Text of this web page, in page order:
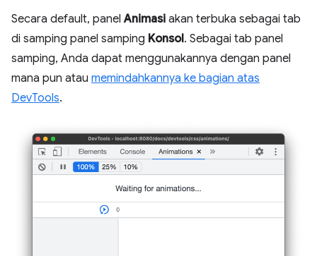
Secara default, panelAnimasi akan terbuka sebagai tab
di samping panel samping Konsol. Sebagai tab panel
samping, Anda dapat menggunakannya dengan panel
mana pun atau memindahkannya ke bagian atas
DevTools.